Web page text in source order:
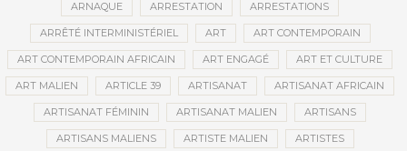
ARNAQUE ARRESTATION ARRESTATIONS
ARRÊTÉ INTERMINISTÉRIEL ART ART CONTEMPORAIN
ART CONTEMPORAIN AFRICAIN ART ENGAGÉ ART ET CULTURE
ART MALIEN ARTICLE 39 ARTISANAT ARTISANAT AFRICAIN
ARTISANAT FÉMININ ARTISANAT MALIEN ARTISANS
ARTISANS MALIENS ARTISTE MALIEN ARTISTES